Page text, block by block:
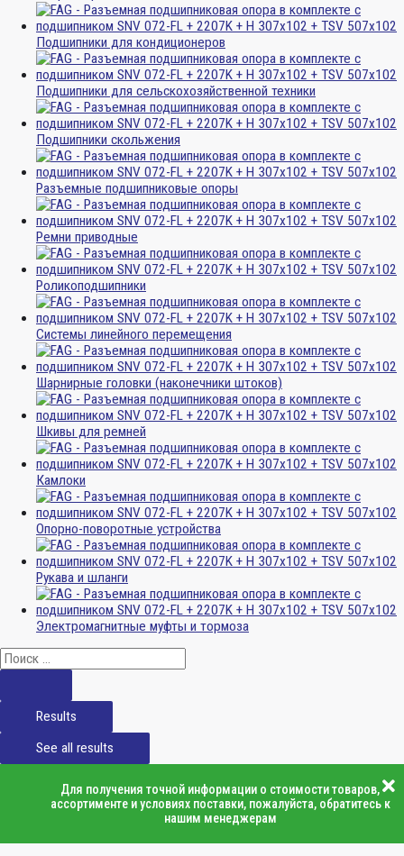
Подшипники для кондиционеров
Подшипники для сельскохозяйственной техники
Подшипники скольжения
Разъемные подшипниковые опоры
Ремни приводные
Роликоподшипники
Системы линейного перемещения
Шарнирные головки (наконечники штоков)
Шкивы для ремней
Камлоки
Опорно-поворотные устройства
Рукава и шланги
Электромагнитные муфты и тормоза
Results
See all results
Для получения точной информации о стоимости товаров,
ассортименте и условиях поставки, пожалуйста, обратитесь к
нашим менеджерам